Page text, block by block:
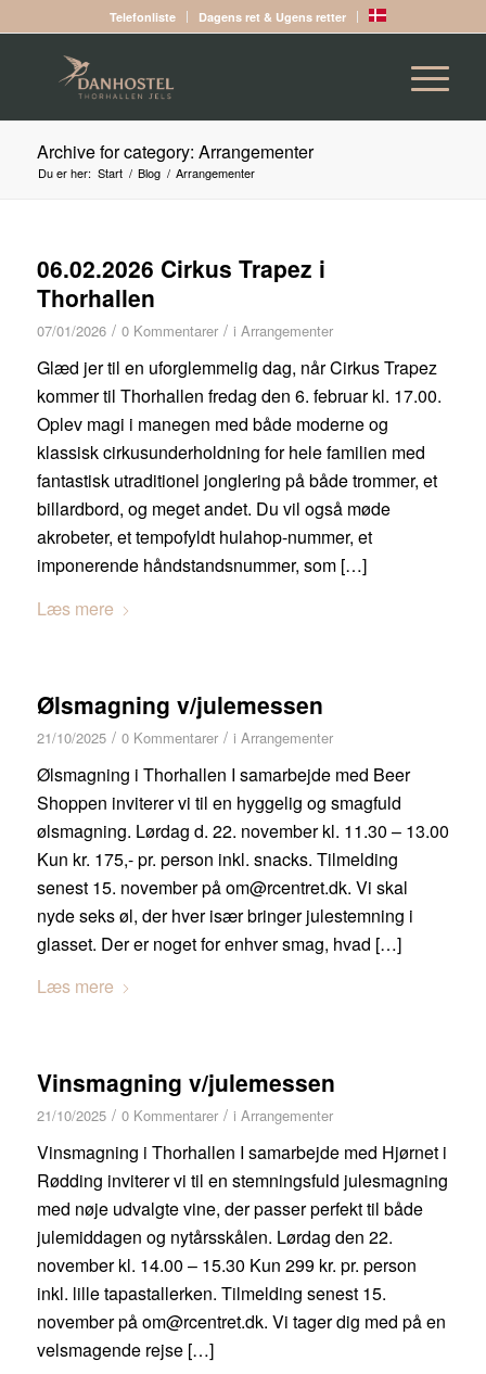
Telefonliste Dagens ret & Ugens retter
Archive for category: Arrangementer
Du er her: Start / Blog / Arrangementer
06.02.2026 Cirkus Trapez i
Thorhallen
07/01/2026 / 0 Kommentarer / i Arrangementer
Glæd jer til en uforglemmelig dag, når Cirkus Trapez
kommer til Thorhallen fredag den 6. februar kl. 17.00.
Oplev magi i manegen med både moderne og
klassisk cirkusunderholdning for hele familien med
fantastisk utraditionel jonglering på både trommer, et
billardbord, og meget andet. Du vil også møde
akrobeter, et tempofyldt hulahop-nummer, et
imponerende håndstandsnummer, som […]
Læs mere
Ølsmagning v/julemessen
21/10/2025 / 0 Kommentarer / i Arrangementer
Ølsmagning i Thorhallen I samarbejde med Beer
Shoppen inviterer vi til en hyggelig og smagfuld
ølsmagning. Lørdag d. 22. november kl. 11.30 – 13.00
Kun kr. 175,- pr. person inkl. snacks. Tilmelding
senest 15. november på om@rcentret.dk. Vi skal
nyde seks øl, der hver især bringer julestemning i
glasset. Der er noget for enhver smag, hvad […]
Læs mere
Vinsmagning v/julemessen
21/10/2025 / 0 Kommentarer / i Arrangementer
Vinsmagning i Thorhallen I samarbejde med Hjørnet i
Rødding inviterer vi til en stemningsfuld julesmagning
med nøje udvalgte vine, der passer perfekt til både
julemiddagen og nytårsskålen. Lørdag den 22.
november kl. 14.00 – 15.30 Kun 299 kr. pr. person
inkl. lille tapastallerken. Tilmelding senest 15.
november på om@rcentret.dk. Vi tager dig med på en
velsmagende rejse […]